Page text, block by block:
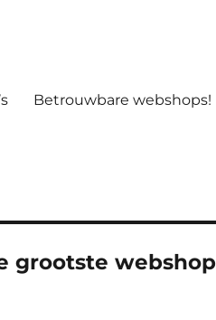
Betrouwbare webshops!
grootste webshop